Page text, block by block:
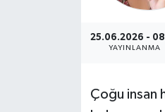
25.06.2026 -
YAYINLANMA
Çoğu insan